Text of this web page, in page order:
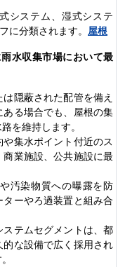
システム、湿式システ
に分類されます。 屋根
水収集市場において最
隠蔽された配管を備え
る場合でも、屋根の集
を維持します。
集水ポイント付近のス
業施設、公共施設に最
汚染物質への曝露を防
ーやろ過装置と組み合
テムセグメントは、都
な設備で広く採用され